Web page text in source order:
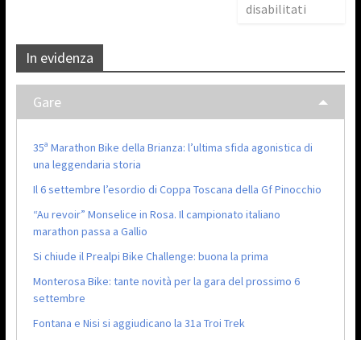
disabilitati
In evidenza
Gare
35ª Marathon Bike della Brianza: l’ultima sfida agonistica di
una leggendaria storia
Il 6 settembre l’esordio di Coppa Toscana della Gf Pinocchio
“Au revoir” Monselice in Rosa. Il campionato italiano
marathon passa a Gallio
Si chiude il Prealpi Bike Challenge: buona la prima
Monterosa Bike: tante novità per la gara del prossimo 6
settembre
Fontana e Nisi si aggiudicano la 31a Troi Trek